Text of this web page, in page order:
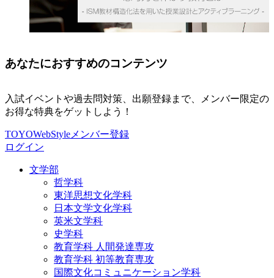
あなたにおすすめのコンテンツ
入試イベントや過去問対策、出願登録まで、メンバー限定の
お得な特典をゲットしよう！
TOYOWebStyleメンバー登録
ログイン
文学部
哲学科
東洋思想文化学科
日本文学文化学科
英米文学科
史学科
教育学科 人間発達専攻
教育学科 初等教育専攻
国際文化コミュニケーション学科